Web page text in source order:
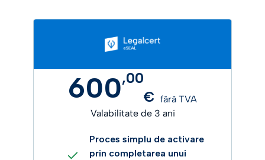
600,00
€ fără TVA
Valabilitate de 3 ani
Proces simplu de activare
prin completarea unui